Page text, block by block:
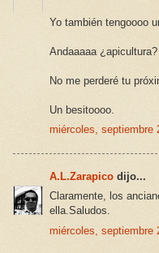
Yo también tengoooo
Andaaaaa
No me perderé tu
Un besitoooo.
miércoles, septiembre
A.L.Zarapico dijo...
Claramente, los
ella.Saludos.
miércoles, septiembre